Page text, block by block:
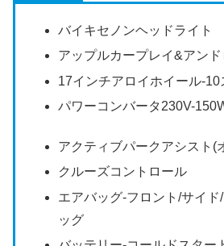
バイキセノンヘッドライト
アップルカープレイ&アンド
17インチアロイホイール-
パワーコンバータ230V-
アクティブパークアシスト(
クルーズコントロール
エアバッグ-フロント/サイ
ッグ